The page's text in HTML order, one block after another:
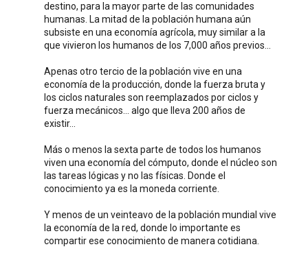
destino, para la mayor parte de las comunidades
humanas. La mitad de la población humana aún
subsiste en una economía agrícola, muy similar a la
que vivieron los humanos de los 7,000 años previos...
Apenas otro tercio de la población vive en una
economía de la producción, donde la fuerza bruta y
los ciclos naturales son reemplazados por ciclos y
fuerza mecánicos... algo que lleva 200 años de
existir...
Más o menos la sexta parte de todos los humanos
viven una economía del cómputo, donde el núcleo son
las tareas lógicas y no las físicas. Donde el
conocimiento ya es la moneda corriente.
Y menos de un veinteavo de la población mundial vive
la economía de la red, donde lo importante es
compartir ese conocimiento de manera cotidiana.